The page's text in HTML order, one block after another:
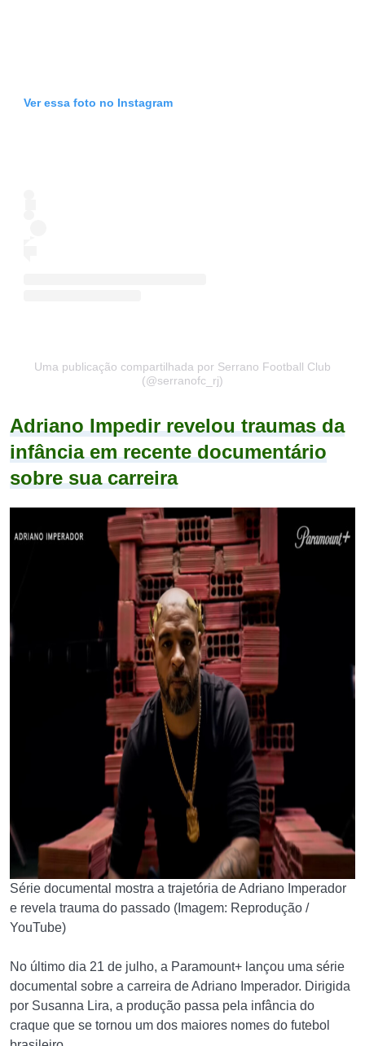
Ver essa foto no Instagram
Uma publicação compartilhada por Serrano Football Club
(@serranofc_rj)
Adriano Impedir revelou traumas da
infância em recente documentário
sobre sua carreira
Série documental mostra a trajetória de Adriano Imperador
e revela trauma do passado (Imagem: Reprodução /
YouTube)
No último dia 21 de julho, a Paramount+ lançou uma série
documental sobre a carreira de Adriano Imperador. Dirigida
por Susanna Lira, a produção passa pela infância do
craque que se tornou um dos maiores nomes do futebol